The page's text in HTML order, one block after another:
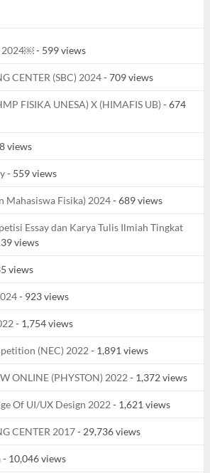
2024￼- 599 views
CENTER (SBC) 2024- 709 views
FISIKA UNESA) X (HIMAFIS UB) - 674
views
- 559 views
Mahasiswa Fisika) 2024- 689 views
Essay dan Karya Tulis Ilmiah Tingkat
views
views
- 923 views
- 1,754 views
(NEC) 2022 - 1,891 views
ONLINE (PHYSTON) 2022 - 1,372 views
Of UI/UX Design 2022 - 1,621 views
CENTER 2017- 29,736 views
- 10,046 views